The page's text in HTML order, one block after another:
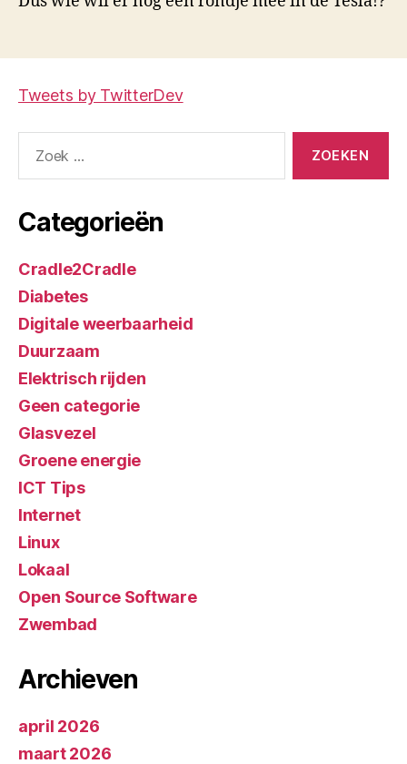
Tweets by TwitterDev
naar:
Categorieën
Cradle2Cradle
Diabetes
Digitale weerbaarheid
Duurzaam
Elektrisch rijden
Geen categorie
Glasvezel
Groene energie
ICT Tips
Internet
Linux
Lokaal
Open Source Software
Zwembad
Archieven
april 2026
maart 2026